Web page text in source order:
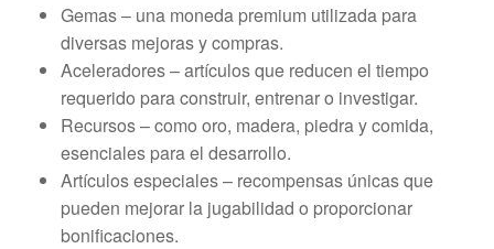
Gemas – una moneda premium utilizada para
diversas mejoras y compras.
Aceleradores – artículos que reducen el tiempo
requerido para construir, entrenar o investigar.
Recursos – como oro, madera, piedra y comida,
esenciales para el desarrollo.
Artículos especiales – recompensas únicas que
pueden mejorar la jugabilidad o proporcionar
bonificaciones.